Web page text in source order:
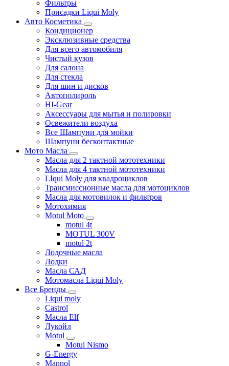
Фильтры
Присадки Liqui Moly
Авто Косметика
Кондиционер
Эксклюзивные средства
Для всего автомобиля
Чистый кузов
Для салона
Для стекла
Для шин и дисков
Автополироль
HI-Gear
Аксессуары для мытья и полировки
Освежители воздуха
Все Шампуни для мойки
Шампуни бесконтактные
Мото Масла
Масла для 2 тактной мототехники
Масла для 4 тактной мототехники
LIqui Moly для квадроциклов
Трансмиссионные масла для мотоциклов
Масла для мотовилок и фильтров
Мотохимия
Motul Moto
motul 4t
MOTUL 300V
motul 2t
Лодочные масла
Лодки
Масла САД
Мотомасла Liqui Moly
Все Бренды
Liqui moly
Castrol
Масла Elf
Лукойл
Motul
Motul Nismo
G-Energy
Mannol